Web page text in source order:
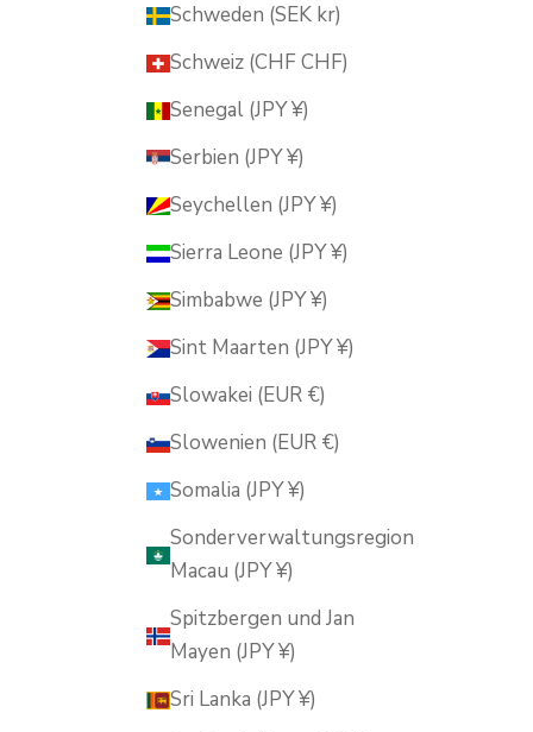
Schweden (SEK kr)
Schweiz (CHF CHF)
Senegal (JPY ¥)
Serbien (JPY ¥)
Seychellen (JPY ¥)
Sierra Leone (JPY ¥)
Simbabwe (JPY ¥)
Sint Maarten (JPY ¥)
Slowakei (EUR €)
Slowenien (EUR €)
Somalia (JPY ¥)
Sonderverwaltungsregion
Macau (JPY ¥)
Spitzbergen und Jan
Mayen (JPY ¥)
Sri Lanka (JPY ¥)